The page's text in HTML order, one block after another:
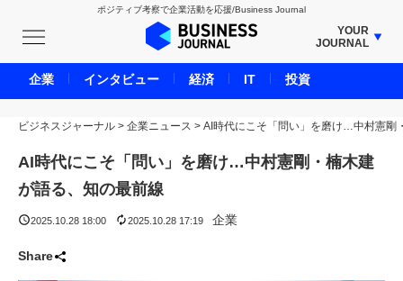
ポジティブ考察で企業活動を応援/Business Journal
YOUR
JOURNAL
BUSINESS JOURNAL
UNICORN JOURNAL
CARBON CREDITS JOURNAL
IVS JOURNAL
ENERGY MANAGEMENT JOURNAL
ビジネスジャーナル > 企業ニュース > AI時代にこそ「問い」を磨け…中村憲剛
AI時代にこそ「問い」を磨け…中村憲剛・楠木建
が語る、知の最前線
2025.10.28 18:00 2025.10.28 17:19 企業
Share
企業 インタビュー 経済 IT 投資